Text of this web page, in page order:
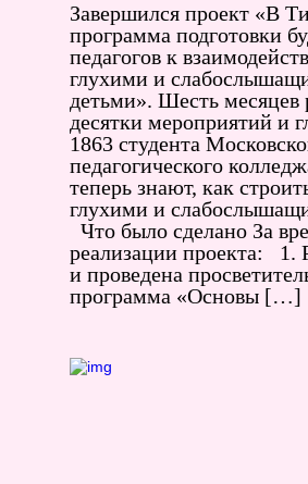
Завершился проект «В
программа подготовки
педагогов к
глухими и
детьми». Шесть месяцев
десятки мероприятий и
1863 студента
педагогического
теперь знают, как
глухими и
Что было сделано За
реализации проекта: 1.
и проведена
программа «Основы […]